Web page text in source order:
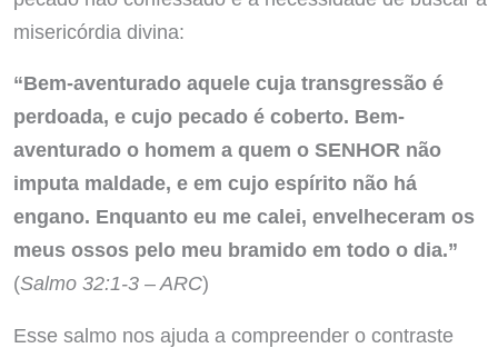
misericórdia divina:
“Bem-aventurado aquele cuja transgressão é
perdoada, e cujo pecado é coberto. Bem-
aventurado o homem a quem o SENHOR não
imputa maldade, e em cujo espírito não há
engano. Enquanto eu me calei, envelheceram os
meus ossos pelo meu bramido em todo o dia.”
(Salmo 32:1-3 – ARC)
Esse salmo nos ajuda a compreender o contraste